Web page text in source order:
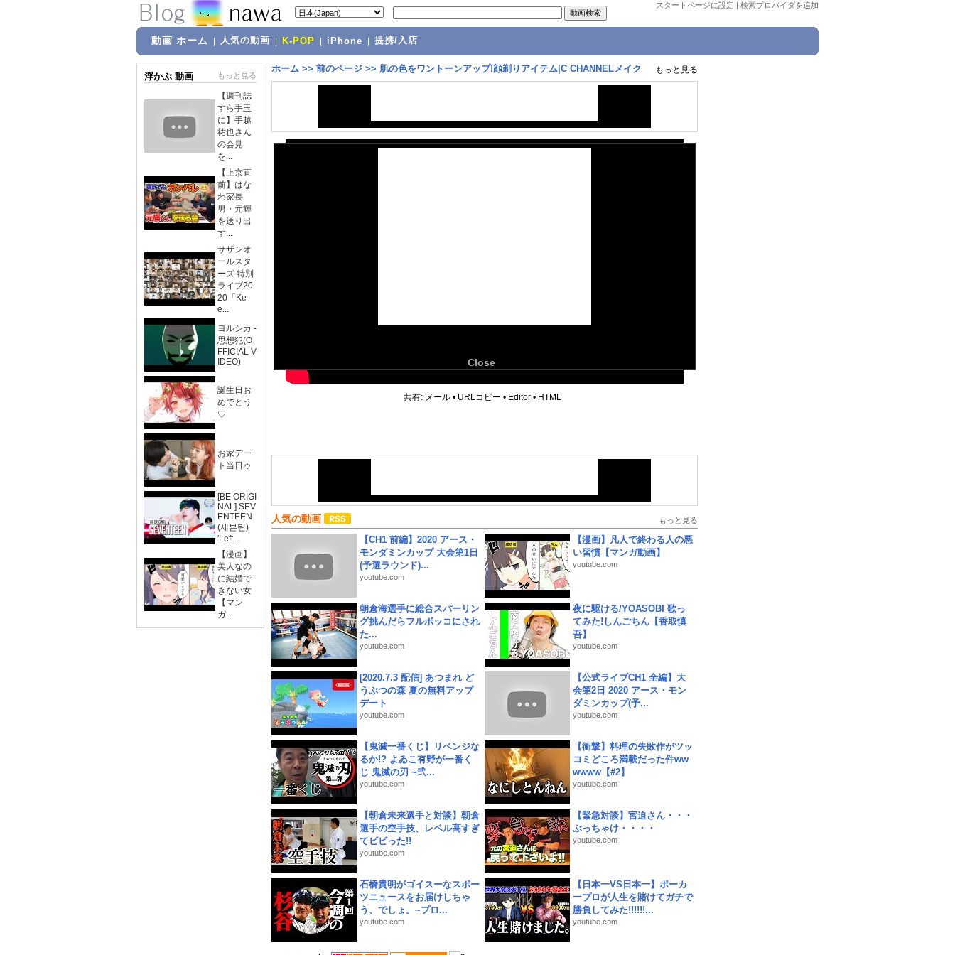
スタートページに設定 | 検索プロバイダを追加
動画 ホーム 人気の動画 K-POP iPhone 提携/入店
浮かぶ 動画 もっと見る
【週刊誌
すら手玉
に】手越
祐也さん
の会見
を...
【上京直
前】はな
わ家長
男・元輝
を送り出
す...
サザンオ
ールスタ
ーズ 特別
ライブ20
20「Ke
e...
ヨルシカ -
思想犯(O
FFICIAL V
IDEO)
誕生日お
めでとう
♡
お家デー
ト当日ゥ
[BE ORIGI
NAL] SEV
ENTEEN
(세븐틴)
'Left...
【漫画】
美人なの
に結婚で
きない女
【マン
ガ...
ホーム >> 前のページ >> 肌の色をワントーンアップ!顔剃りアイテム|C CHANNELメイク もっと見る
Close
共有: メール • URLコピー • Editor • HTML
人気の動画 もっと見る
【CH1 前編】2020 アース・
モンダミンカップ 大会第1日
(予選ラウンド)...
youtube.com
【漫画】凡人で終わる人の悪
い習慣【マンガ動画】
youtube.com
朝倉海選手に総合スパーリン
グ挑んだらフルボッコにされ
た...
youtube.com
夜に駆ける/YOASOBI 歌っ
てみた!しんごちん【香取慎
吾】
youtube.com
[2020.7.3 配信] あつまれ ど
うぶつの森 夏の無料アップ
デート
youtube.com
【公式ライブCH1 全編】大
会第2日 2020 アース・モン
ダミンカップ(予...
youtube.com
【鬼滅一番くじ】リベンジな
るか!? よゐこ有野が一番く
じ 鬼滅の刃 ~弐...
youtube.com
【衝撃】料理の失敗作がツッ
コミどころ満載だった件ww
wwww【#2】
youtube.com
【朝倉未来選手と対談】朝倉
選手の空手技、レベル高すぎ
てビビった!!
youtube.com
【緊急対談】宮迫さん・・・
ぶっちゃけ・・・・
youtube.com
石橋貴明がゴイスーなスポー
ツニュースをお届けしちゃ
う、でしょ。~プロ...
youtube.com
【日本一VS日本一】ポーカ
ープロが人生を賭けてガチで
勝負してみた!!!!!!...
youtube.com